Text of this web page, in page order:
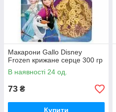
Макарони Gallo Disney
Frozen крижане серце 300 гр
В наявності 24 од.
73 ₴
Купити